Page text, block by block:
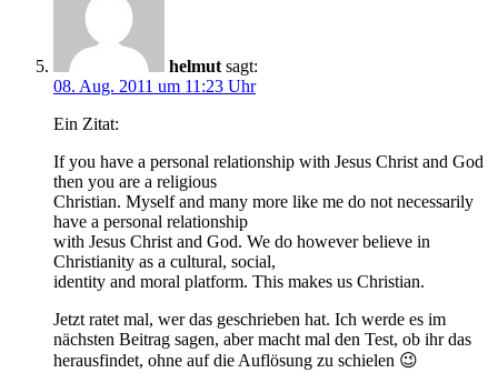
helmut sagt:
08. Aug. 2011 um 11:23 Uhr
Ein Zitat:
If you have a personal relationship with Jesus Christ and God
then you are a religious
Christian. Myself and many more like me do not necessarily
have a personal relationship
with Jesus Christ and God. We do however believe in
Christianity as a cultural, social,
identity and moral platform. This makes us Christian.
Jetzt ratet mal, wer das geschrieben hat. Ich werde es im
nächsten Beitrag sagen, aber macht mal den Test, ob ihr das
herausfindet, ohne auf die Auflösung zu schielen 😉